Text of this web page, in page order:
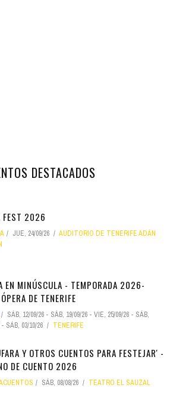
DESTACADOS
FEST 2026
JUE, 24/09/26
AUDITORIO DE TENERIFE ADÁN
EN MINÚSCULA - TEMPORADA 2026-
DE TENERIFE
SÁB, 12/09/26 - SÁB, 19/09/26 - VIE, 25/09/26 - SÁB,
- SÁB, 03/10/26 TENERIFE
Y OTROS CUENTOS PARA FESTEJAR' -
DE CUENTO 2026
SÁB, 08/08/26 TEATRO EL SAUZAL